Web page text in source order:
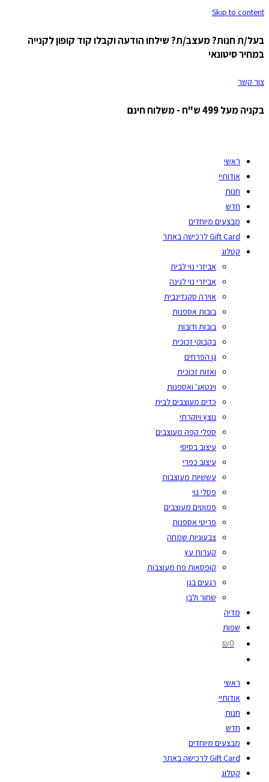
Skip to content
בעל/ת חנות? מעצב/ת? שילחו הודעה וקבלו קוד קופון לקנייה
במחיר סיטונאי
צור קשר
בקניה מעל 499 ש"ח - משלוח חינם
ראשי
אודותיי
חנות
חדש
מבצעים מיוחדים
Gift Card לרכישה באתר
קטלוג
אביזרי נוי לבית
אביזרי נוי לגינה
אוירה סקנדינבית
בובות אספנות
בובות ודובות
בקבוקי זכוכית
גן הפרחים
ואזות זכוכית
וינטאג' ואספנות
כדים מעוצבים לבית
נוצץ ויוקרתי
ספלי קפה מעוצבים
עיצוב בסיסי
עיצוב כפרי
עששיות מעוצבות
פסלי נוי
פמוטים מעוצבים
פריטי אספנות
צבעוניות שמחה
קערות עץ
קופסאות פח מעוצבות
רגעים בגן
שחור ולבן
מדיה
שפות
₪0
ראשי
אודותיי
חנות
חדש
מבצעים מיוחדים
Gift Card לרכישה באתר
קטלוג